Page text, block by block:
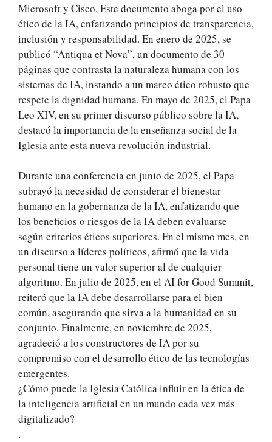
Microsoft y Cisco. Este documento aboga por el uso
ético de la IA, enfatizando principios de transparencia,
inclusión y responsabilidad. En enero de 2025, se
publicó “Antiqua et Nova”, un documento de 30
páginas que contrasta la naturaleza humana con los
sistemas de IA, instando a un marco ético robusto que
respete la dignidad humana. En mayo de 2025, el Papa
Leo XIV, en su primer discurso público sobre la IA,
destacó la importancia de la enseñanza social de la
Iglesia ante esta nueva revolución industrial.
Durante una conferencia en junio de 2025, el Papa
subrayó la necesidad de considerar el bienestar
humano en la gobernanza de la IA, enfatizando que
los beneficios o riesgos de la IA deben evaluarse
según criterios éticos superiores. En el mismo mes, en
un discurso a líderes políticos, afirmó que la vida
personal tiene un valor superior al de cualquier
algoritmo. En julio de 2025, en el AI for Good Summit,
reiteró que la IA debe desarrollarse para el bien
común, asegurando que sirva a la humanidad en su
conjunto. Finalmente, en noviembre de 2025,
agradeció a los constructores de IA por su
compromiso con el desarrollo ético de las tecnologías
emergentes.
¿Cómo puede la Iglesia Católica influir en la ética de
la inteligencia artificial en un mundo cada vez más
digitalizado?
.